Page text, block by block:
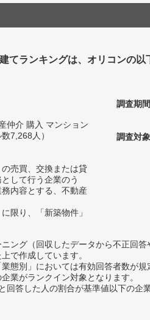
てランキングは、オリコンの以
仲介 購入 マンション
7,268人）
売買、交換または貸
して行う企業のう
内容とする、不動産
限り、「新築物件」
調査期間
調査対
ング（回収したデータから不正回答
で作成しています。
態別」においては有効回答者数が
業がランクイン対象となります。
答した人の割合が基準値以下の企